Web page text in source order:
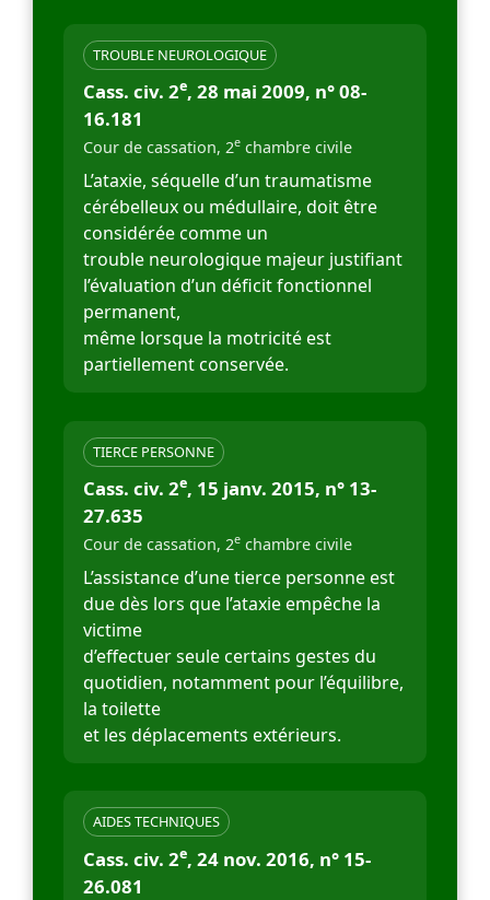
TROUBLE NEUROLOGIQUE
Cass. civ. 2e, 28 mai 2009, n° 08-
16.181
Cour de cassation, 2e chambre civile
L’ataxie, séquelle d’un traumatisme
cérébelleux ou médullaire, doit être
considérée comme un
trouble neurologique majeur justifiant
l’évaluation d’un déficit fonctionnel
permanent,
même lorsque la motricité est
partiellement conservée.
TIERCE PERSONNE
Cass. civ. 2e, 15 janv. 2015, n° 13-
27.635
Cour de cassation, 2e chambre civile
L’assistance d’une tierce personne est
due dès lors que l’ataxie empêche la
victime
d’effectuer seule certains gestes du
quotidien, notamment pour l’équilibre,
la toilette
et les déplacements extérieurs.
AIDES TECHNIQUES
Cass. civ. 2e, 24 nov. 2016, n° 15-
26.081